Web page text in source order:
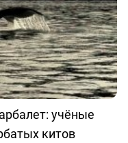
учёные
китов